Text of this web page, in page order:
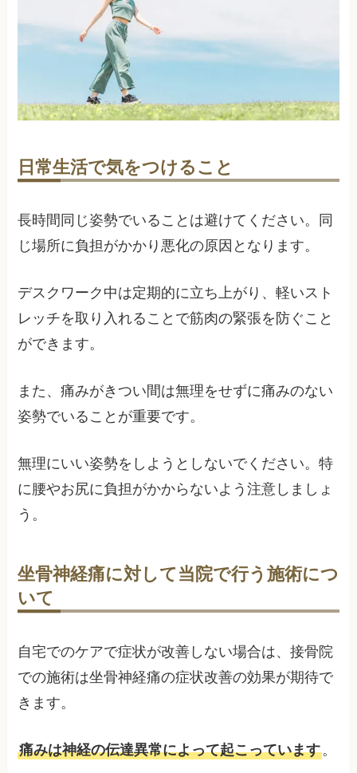
日常生活で気をつけること
長時間同じ姿勢でいることは避けてください。同
じ場所に負担がかかり悪化の原因となります。
デスクワーク中は定期的に立ち上がり、軽いスト
レッチを取り入れることで筋肉の緊張を防ぐこと
ができます。
また、痛みがきつい間は無理をせずに痛みのない
姿勢でいることが重要です。
無理にいい姿勢をしようとしないでください。特
に腰やお尻に負担がかからないよう注意しましょ
う。
坐骨神経痛に対して当院で行う施術につ
いて
自宅でのケアで症状が改善しない場合は、接骨院
での施術は坐骨神経痛の症状改善の効果が期待で
きます。
痛みは神経の伝達異常によって起こっています。